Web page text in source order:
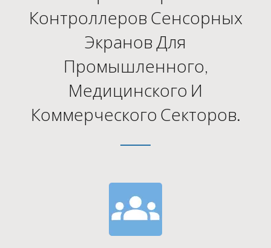
Контроллеров Сенсорных
Экранов Для
Промышленного,
Медицинского И
Коммерческого Секторов.